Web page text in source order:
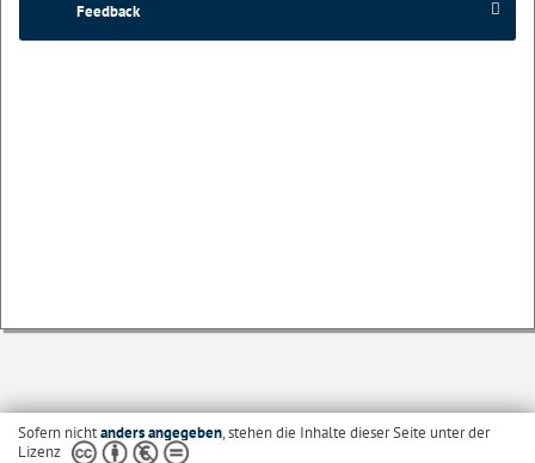
Feedback
Sofern nichtanders angegeben, stehen die Inhalte dieser Seite unter der
Lizenz